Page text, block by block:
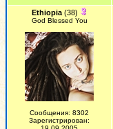
Ethiopia(38)
God Blessed You
Сообщения: 8302
Зарегистрирован: